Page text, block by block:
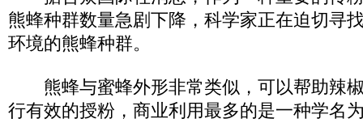
熊蜂种群数量急剧下降，科学家正在迫切寻
环境的熊蜂种群。
熊蜂与蜜蜂外形非常类似，可以帮助辣
行有效的授粉，商业利用最多的是一种学名